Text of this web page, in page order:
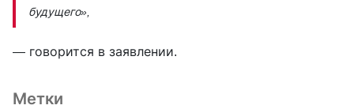
будущего»,
— говорится в заявлении.
Метки